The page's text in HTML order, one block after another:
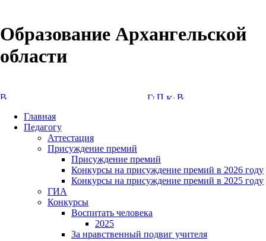
Образование Архангельской
области
Главная
Педагогу
Аттестация
Присуждение премий
Присуждение премий
Конкурсы на присуждение премий в 2026 году
Конкурсы на присуждение премий в 2025 году
ГИА
Конкурсы
Воспитать человека
2025
За нравственный подвиг учителя